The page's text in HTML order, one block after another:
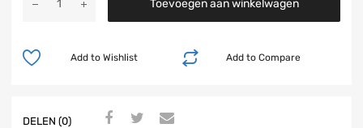
Toevoegen aan winkelwagen
Add to Compare
Add to Wishlist
DELEN (0)